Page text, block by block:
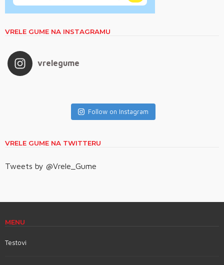
VRELE GUME NA INSTAGRAMU
vrelegume
Follow on Instagram
VRELE GUME NA TWITTERU
Tweets by @Vrele_Gume
MENU
Testovi